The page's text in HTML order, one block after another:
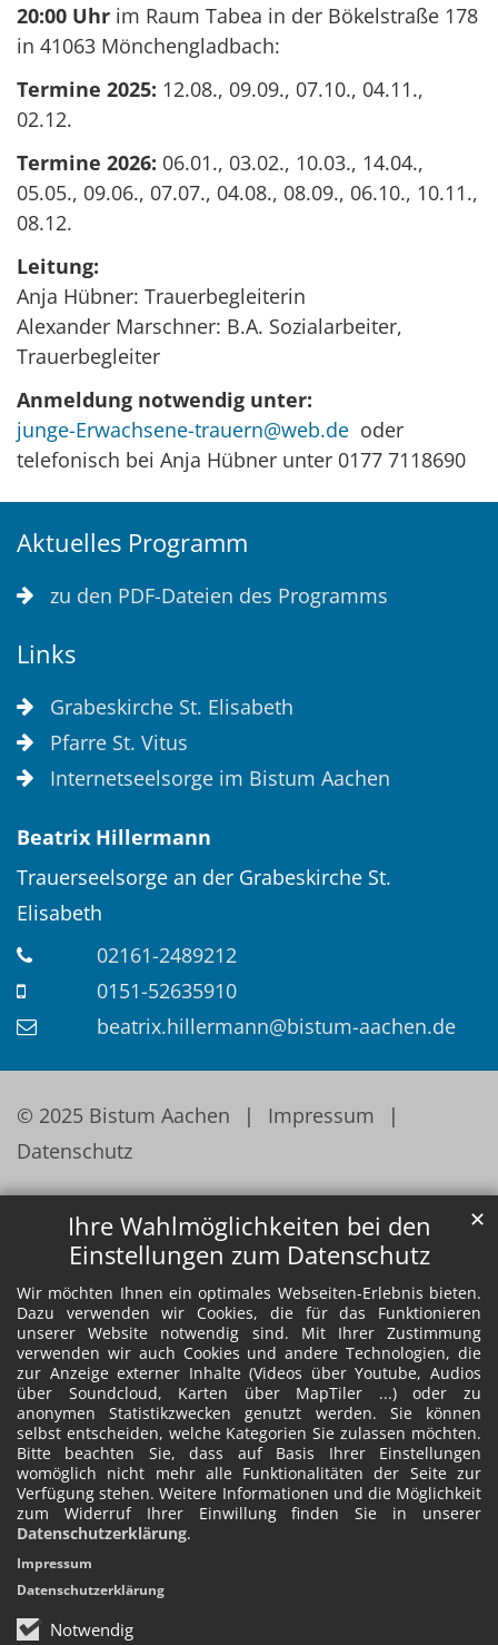
Ihre Wahlmöglichkeiten bei den
Einstellungen zum Datenschutz
Wir möchten Ihnen ein optimales Webseiten-Erlebnis bieten.
Dazu verwenden wir Cookies, die für das Funktionieren
unserer Website notwendig sind. Mit Ihrer Zustimmung
verwenden wir auch Cookies und andere Technologien, die
zur Anzeige externer Inhalte (Videos über Youtube, Audios
über Soundcloud, Karten über MapTiler ...) oder zu
anonymen Statistikzwecken genutzt werden. Sie können
selbst entscheiden, welche Kategorien Sie zulassen möchten.
Bitte beachten Sie, dass auf Basis Ihrer Einstellungen
womöglich nicht mehr alle Funktionalitäten der Seite zur
Verfügung stehen. Weitere Informationen und die Möglichkeit
zum Widerruf Ihrer Einwillung finden Sie in unserer
Datenschutzerklärung.
Notwendig
✕
Impressum
Datenschutzerklärung
20:00 Uhr im Raum Tabea in der Bökelstraße 178
in 41063 Mönchengladbach:
Termine 2025: 12.08., 09.09., 07.10., 04.11.,
02.12.
Termine 2026: 06.01., 03.02., 10.03., 14.04.,
05.05., 09.06., 07.07., 04.08., 08.09., 06.10., 10.11.,
08.12.
Leitung:
Anja Hübner: Trauerbegleiterin
Alexander Marschner: B.A. Sozialarbeiter,
Trauerbegleiter
Anmeldung notwendig unter:
junge-Erwachsene-trauern@web.de oder
telefonisch bei Anja Hübner unter 0177 7118690
Aktuelles Programm
zu den PDF-Dateien des Programms
Links
Grabeskirche St. Elisabeth
Pfarre St. Vitus
Internetseelsorge im Bistum Aachen
Beatrix Hillermann
Trauerseelsorge an der Grabeskirche St.
Elisabeth
02161-2489212
0151-52635910
beatrix.hillermann@bistum-aachen.de
© 2025 Bistum Aachen
Impressum
Datenschutz